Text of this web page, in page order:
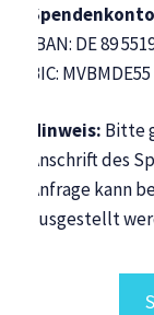
IBAN: DE 89
BIC: MVBMDE55
Hinweis: Bitte
Anschrift des
Anfrage kann
ausgestellt